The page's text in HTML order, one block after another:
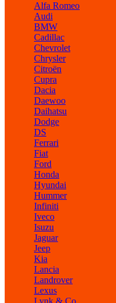
Alfa Romeo
Audi
BMW
Cadillac
Chevrolet
Chrysler
Citroën
Cupra
Dacia
Daewoo
Daihatsu
Dodge
DS
Ferrari
Fiat
Ford
Honda
Hyundai
Hummer
Infiniti
Iveco
Isuzu
Jaguar
Jeep
Kia
Lancia
Landrover
Lexus
Lynk & Co